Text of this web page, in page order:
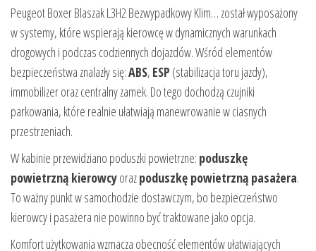
Peugeot Boxer Blaszak L3H2 Bezwypadkowy Klim… został wyposażony
w systemy, które wspierają kierowcę w dynamicznych warunkach
drogowych i podczas codziennych dojazdów. Wśród elementów
bezpieczeństwa znalazły się:ABS, ESP (stabilizacja toru jazdy),
immobilizer oraz centralny zamek. Do tego dochodzą czujniki
parkowania, które realnie ułatwiają manewrowanie w ciasnych
przestrzeniach.
W kabinie przewidziano poduszki powietrzne: poduszkę
powietrzną kierowcyorazpoduszkę powietrzną pasażera.
To ważny punkt w samochodzie dostawczym, bo bezpieczeństwo
kierowcy i pasażera nie powinno być traktowane jako opcja.
Komfort użytkowania wzmacza obecność elementów ułatwiających